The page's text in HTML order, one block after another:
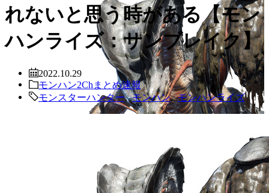
れないと思う時がある【モン
ハンライズ：サンブレイク】
2022.10.29
モンハン2Chまとめ速報
モンスターハンター,モンハン,モンハンライズ